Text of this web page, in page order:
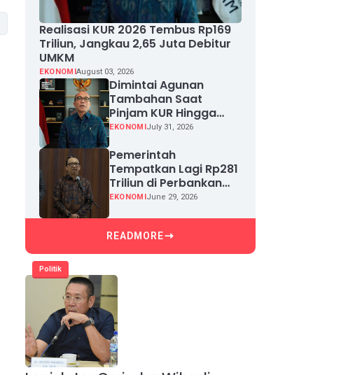
Realisasi KUR 2026 Tembus Rp169
Triliun, Jangkau 2,65 Juta Debitur
UMKM
EKONOMIAugust 03, 2026
Dimintai Agunan
Tambahan Saat
Pinjam KUR Hingga
Rp100 Juta, Segera
EKONOMI July 31, 2026
Pemerintah
Tempatkan Lagi Rp281
Triliun di Perbankan
demi Jaga Likuiditas
EKONOMI June 29, 2026
READMORE
Politik